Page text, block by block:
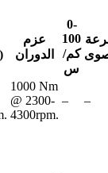
عزم
الدوران
0-
100
كم/
س
1000 Nm
@ 2300-
4300rpm.
– –